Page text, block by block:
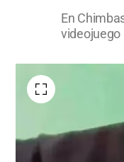
En
videojuego